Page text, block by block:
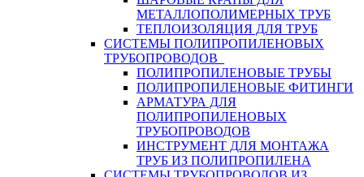
МЕТАЛЛОПОЛИМЕРНЫХ ТРУБ
ТЕПЛОИЗОЛЯЦИЯ ДЛЯ ТРУБ
СИСТЕМЫ ПОЛИПРОПИЛЕНОВЫХ
ТРУБОПРОВОДОВ
ПОЛИПРОПИЛЕНОВЫЕ ТРУБЫ
ПОЛИПРОПИЛЕНОВЫЕ ФИТИНГИ
АРМАТУРА ДЛЯ
ПОЛИПРОПИЛЕНОВЫХ
ТРУБОПРОВОДОВ
ИНСТРУМЕНТ ДЛЯ МОНТАЖА
ТРУБ ИЗ ПОЛИПРОПИЛЕНА